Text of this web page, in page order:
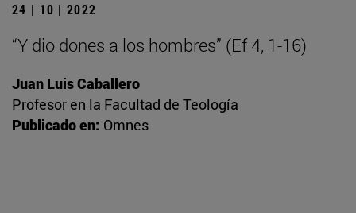
24 | 10 | 2022
“Y dio dones a los hombres” (Ef 4, 1-16)
Juan Luis Caballero
Profesor en la Facultad de Teología
Publicado en: Omnes